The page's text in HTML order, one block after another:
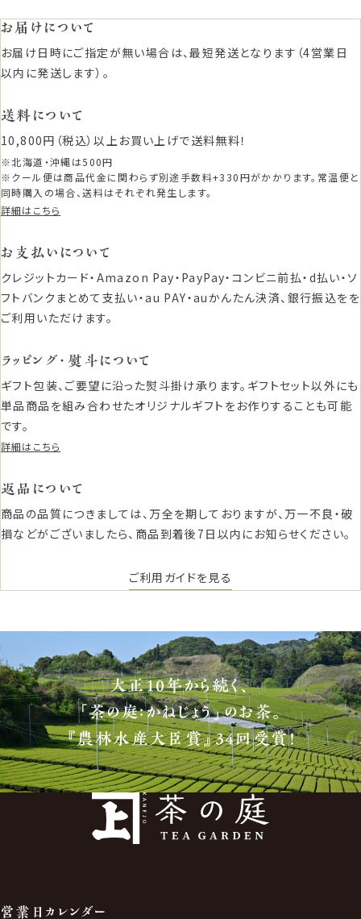
お届けについて
お届け日時にご指定が無い場合は、最短発送となります（4営業日
以内に発送します）。
送料について
10,800円（税込）以上お買い上げで送料無料！
※北海道・沖縄は500円
※クール便は商品代金に関わらず別途手数料+330円がかかります。常温便と
同時購入の場合、送料はそれぞれ発生します。
詳細はこちら
お支払いについて
クレジットカード・Amazon Pay・PayPay・コンビニ前払・d払い・ソ
フトバンクまとめて支払い・au PAY・auかんたん決済、銀行振込をを
ご利用いただけます。
ラッピング・熨斗について
ギフト包装、ご要望に沿った熨斗掛け承ります。ギフトセット以外にも
単品商品を組み合わせたオリジナルギフトをお作りすることも可能
です。
詳細はこちら
返品について
商品の品質につきましては、万全を期しておりますが、万一不良・破
損などがございましたら、商品到着後7日以内にお知らせください。
ご利用ガイドを見る
大正10年から続く、
「茶の庭：かねじょう」のお茶。
『農林水産大臣賞』34回受賞！
営業日カレンダー